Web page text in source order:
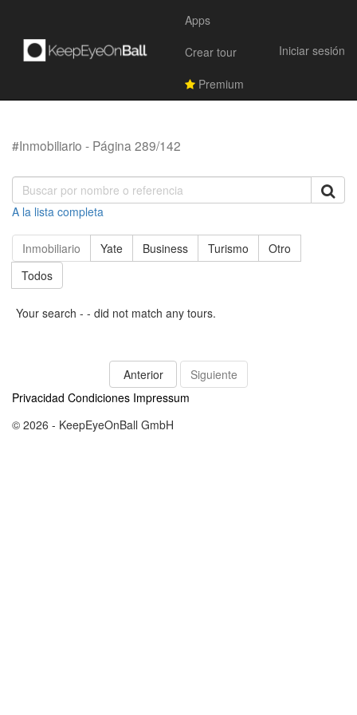
Apps
Crear tour
Premium
Iniciar sesión
#Inmobiliario - Página 289/142
A la lista completa
Inmobiliario Yate Business Turismo
Otro
Todos
Your search - - did not match any tours.
Anterior
Siguiente
Privacidad Condiciones Impressum
© 2026 - KeepEyeOnBall GmbH